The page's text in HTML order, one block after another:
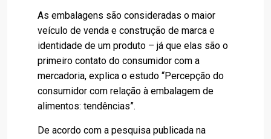
As embalagens são consideradas o maior
veículo de venda e construção de marca e
identidade de um produto – já que elas são o
primeiro contato do consumidor com a
mercadoria, explica o estudo “Percepção do
consumidor com relação à embalagem de
alimentos: tendências”.
De acordo com a pesquisa publicada na